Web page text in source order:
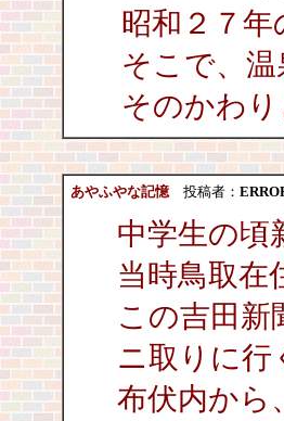
昭和２７
そこで、
そのかわ
あやふやな記憶投稿者：
中学生の頃
当時鳥取在
この吉田新
ニ取りに
布伏内から